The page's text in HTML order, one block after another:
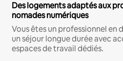
Des logements adaptés aux
nomades numériques
Vous êtes un professionnel en
un séjour longue durée avec
espaces de travail dédiés.